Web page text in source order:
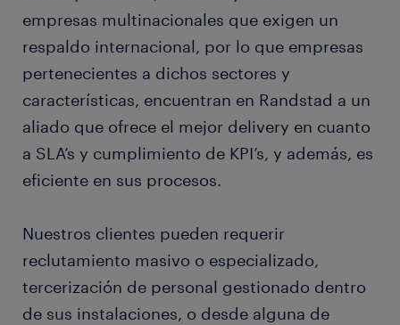
empresas multinacionales que exigen un
respaldo internacional, por lo que empresas
pertenecientes a dichos sectores y
características, encuentran en Randstad a un
aliado que ofrece el mejor delivery en cuanto
a SLA’s y cumplimiento de KPI’s, y además, es
eficiente en sus procesos.
Nuestros clientes pueden requerir
reclutamiento masivo o especializado,
tercerización de personal gestionado dentro
de sus instalaciones, o desde alguna de